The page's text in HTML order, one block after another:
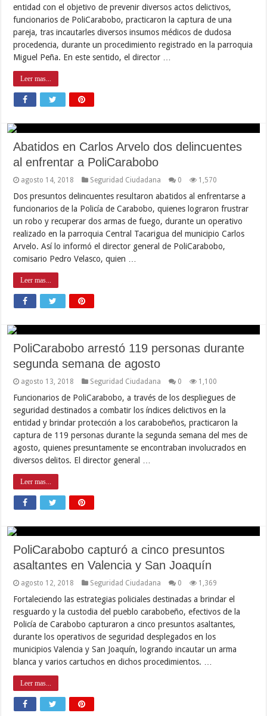
entidad con el objetivo de prevenir diversos actos delictivos,
funcionarios de PoliCarabobo, practicaron la captura de una
pareja, tras incautarles diversos insumos médicos de dudosa
procedencia, durante un procedimiento registrado en la parroquia
Miguel Peña. En este sentido, el director …
Leer mas...
Abatidos en Carlos Arvelo dos delincuentes
al enfrentar a PoliCarabobo
agosto 14, 2018 Seguridad Ciudadana 0 1,570
Dos presuntos delincuentes resultaron abatidos al enfrentarse a
funcionarios de la Policía de Carabobo, quienes lograron frustrar
un robo y recuperar dos armas de fuego, durante un operativo
realizado en la parroquia Central Tacarigua del municipio Carlos
Arvelo. Así lo informó el director general de PoliCarabobo,
comisario Pedro Velasco, quien …
Leer mas...
PoliCarabobo arrestó 119 personas durante
segunda semana de agosto
agosto 13, 2018 Seguridad Ciudadana 0 1,100
Funcionarios de PoliCarabobo, a través de los despliegues de
seguridad destinados a combatir los índices delictivos en la
entidad y brindar protección a los carabobeños, practicaron la
captura de 119 personas durante la segunda semana del mes de
agosto, quienes presuntamente se encontraban involucrados en
diversos delitos. El director general …
Leer mas...
PoliCarabobo capturó a cinco presuntos
asaltantes en Valencia y San Joaquín
agosto 12, 2018 Seguridad Ciudadana 0 1,369
Fortaleciendo las estrategias policiales destinadas a brindar el
resguardo y la custodia del pueblo carabobeño, efectivos de la
Policía de Carabobo capturaron a cinco presuntos asaltantes,
durante los operativos de seguridad desplegados en los
municipios Valencia y San Joaquín, logrando incautar un arma
blanca y varios cartuchos en dichos procedimientos. …
Leer mas...